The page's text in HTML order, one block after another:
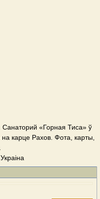
«Горная Тиса» ў
карце Рахов. Фота, карты,